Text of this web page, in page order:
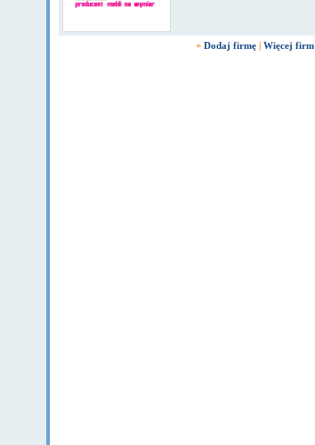
+ Dodaj firmę | Więcej firm